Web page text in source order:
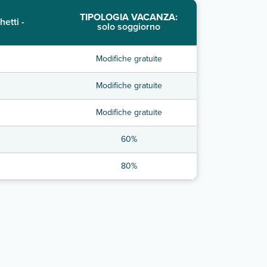
- TIPOLOGIA VACANZA:
solo soggiorno
Modifiche gratuite
Modifiche gratuite
Modifiche gratuite
60%
80%